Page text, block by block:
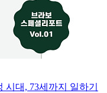
시대, 73세까지 일하기